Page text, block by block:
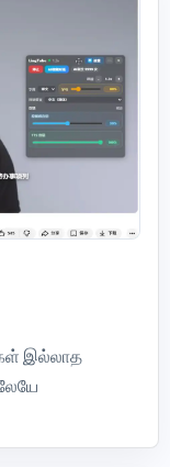
இல்லாத